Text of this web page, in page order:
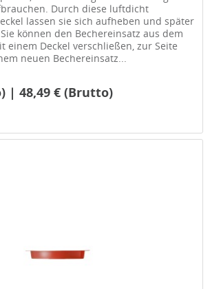
Durch diese luftdicht
lassen sie sich aufheben und später
können den Bechereinsatz aus dem
einem Deckel verschließen, zur Seite
neuen Bechereinsatz...
| 48,49 € (Brutto)